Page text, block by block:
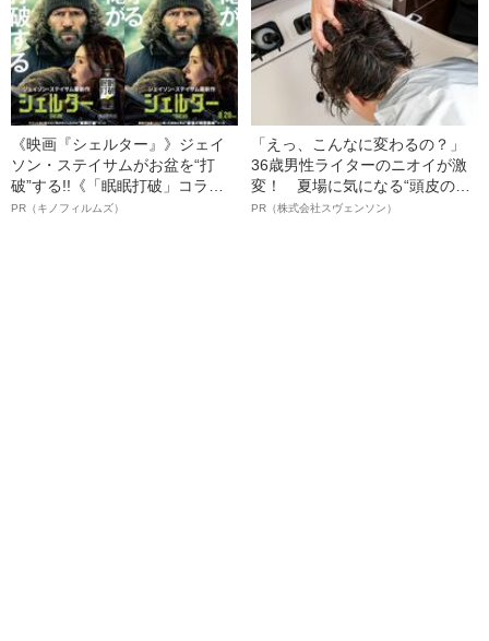
《映画『シェルター』》ジェイ
ソン・ステイサムがお盆を“打
破”する!!《「眠眠打破」コラ
ボ》
PR（キノフィルムズ）
「えっ、こんなに変わるの？」
36歳男性ライターのニオイが激
変！ 夏場に気になる“頭皮のニ
オイ”や“ベタつき”を解消す
PR（株式会社スヴェンソン）